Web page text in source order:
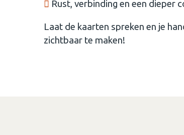
Rust, verbinding en een dieper
Laat de kaarten spreken en je
zichtbaar te maken!